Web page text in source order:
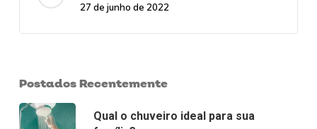
27 de junho de 2022
Postados Recentemente
Qual o chuveiro ideal para sua